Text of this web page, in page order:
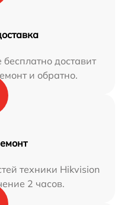
доставит
и обратно.
техники Hikvision
2 часов.